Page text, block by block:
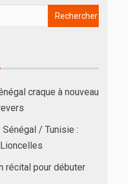
craque à nouveau
/ Tunisie :
récital pour débuter